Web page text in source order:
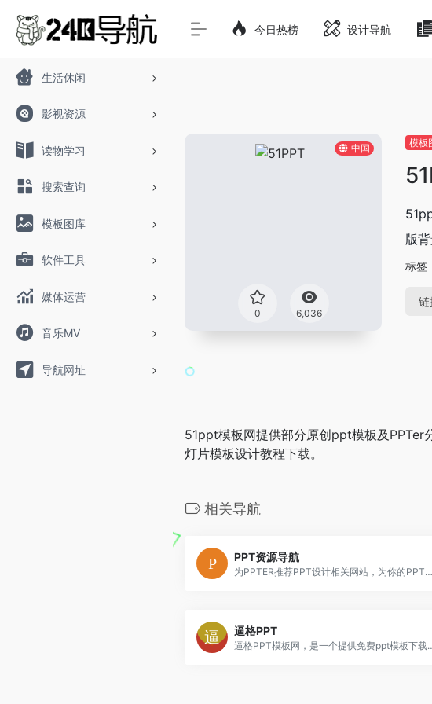
生活休闲
影视资源
读物学习
搜索查询
模板图库
软件工具
媒体运营
音乐MV
导航网址
今日热榜 设计导航
中国
0 6,036
模板
版
标签
链
51ppt模板网提供部分原创ppt模板及
灯片模板设计教程下载。
相关导航
PPT资源导航
为PPTER推荐PPT设计相关网站，为你的PPT设计提供创意灵感、配色方案、免费图片、优质图标、工具插件等
逼格PPT
逼格PPT模板网，是一